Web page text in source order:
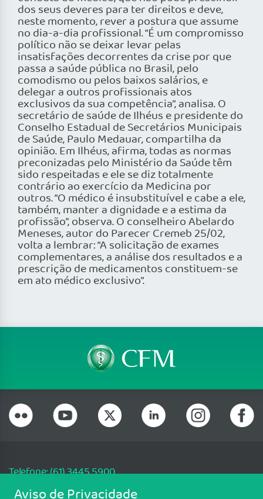
dos seus deveres para ter direitos e deve,
neste momento, rever a postura que assume
no dia-a-dia profissional. “É um compromisso
político não se deixar levar pelas
insatisfações decorrentes da crise por que
passa a saúde pública no Brasil, pelo
comodismo ou pelos baixos salários, e
delegar a outros profissionais atos
exclusivos da sua competência”, analisa. O
secretário de saúde de Ilhéus e presidente do
Conselho Estadual de Secretários Municipais
de Saúde, Paulo Medauar, compartilha da
opinião. Em Ilhéus, afirma, todas as normas
preconizadas pelo Ministério da Saúde têm
sido respeitadas e ele se diz totalmente
contrário ao exercício da Medicina por
outros. “O médico é insubstituível e cabe a ele,
também, manter a dignidade e a estima da
profissão”, observa. O conselheiro Abelardo
Meneses, autor do Parecer Cremeb 25/02,
volta a lembrar: “A solicitação de exames
complementares, a análise dos resultados e a
prescrição de medicamentos constituem-se
em ato médico exclusivo”.
Telefone: (61) 3445 5900
Email: cfm@portalmedico.org.br